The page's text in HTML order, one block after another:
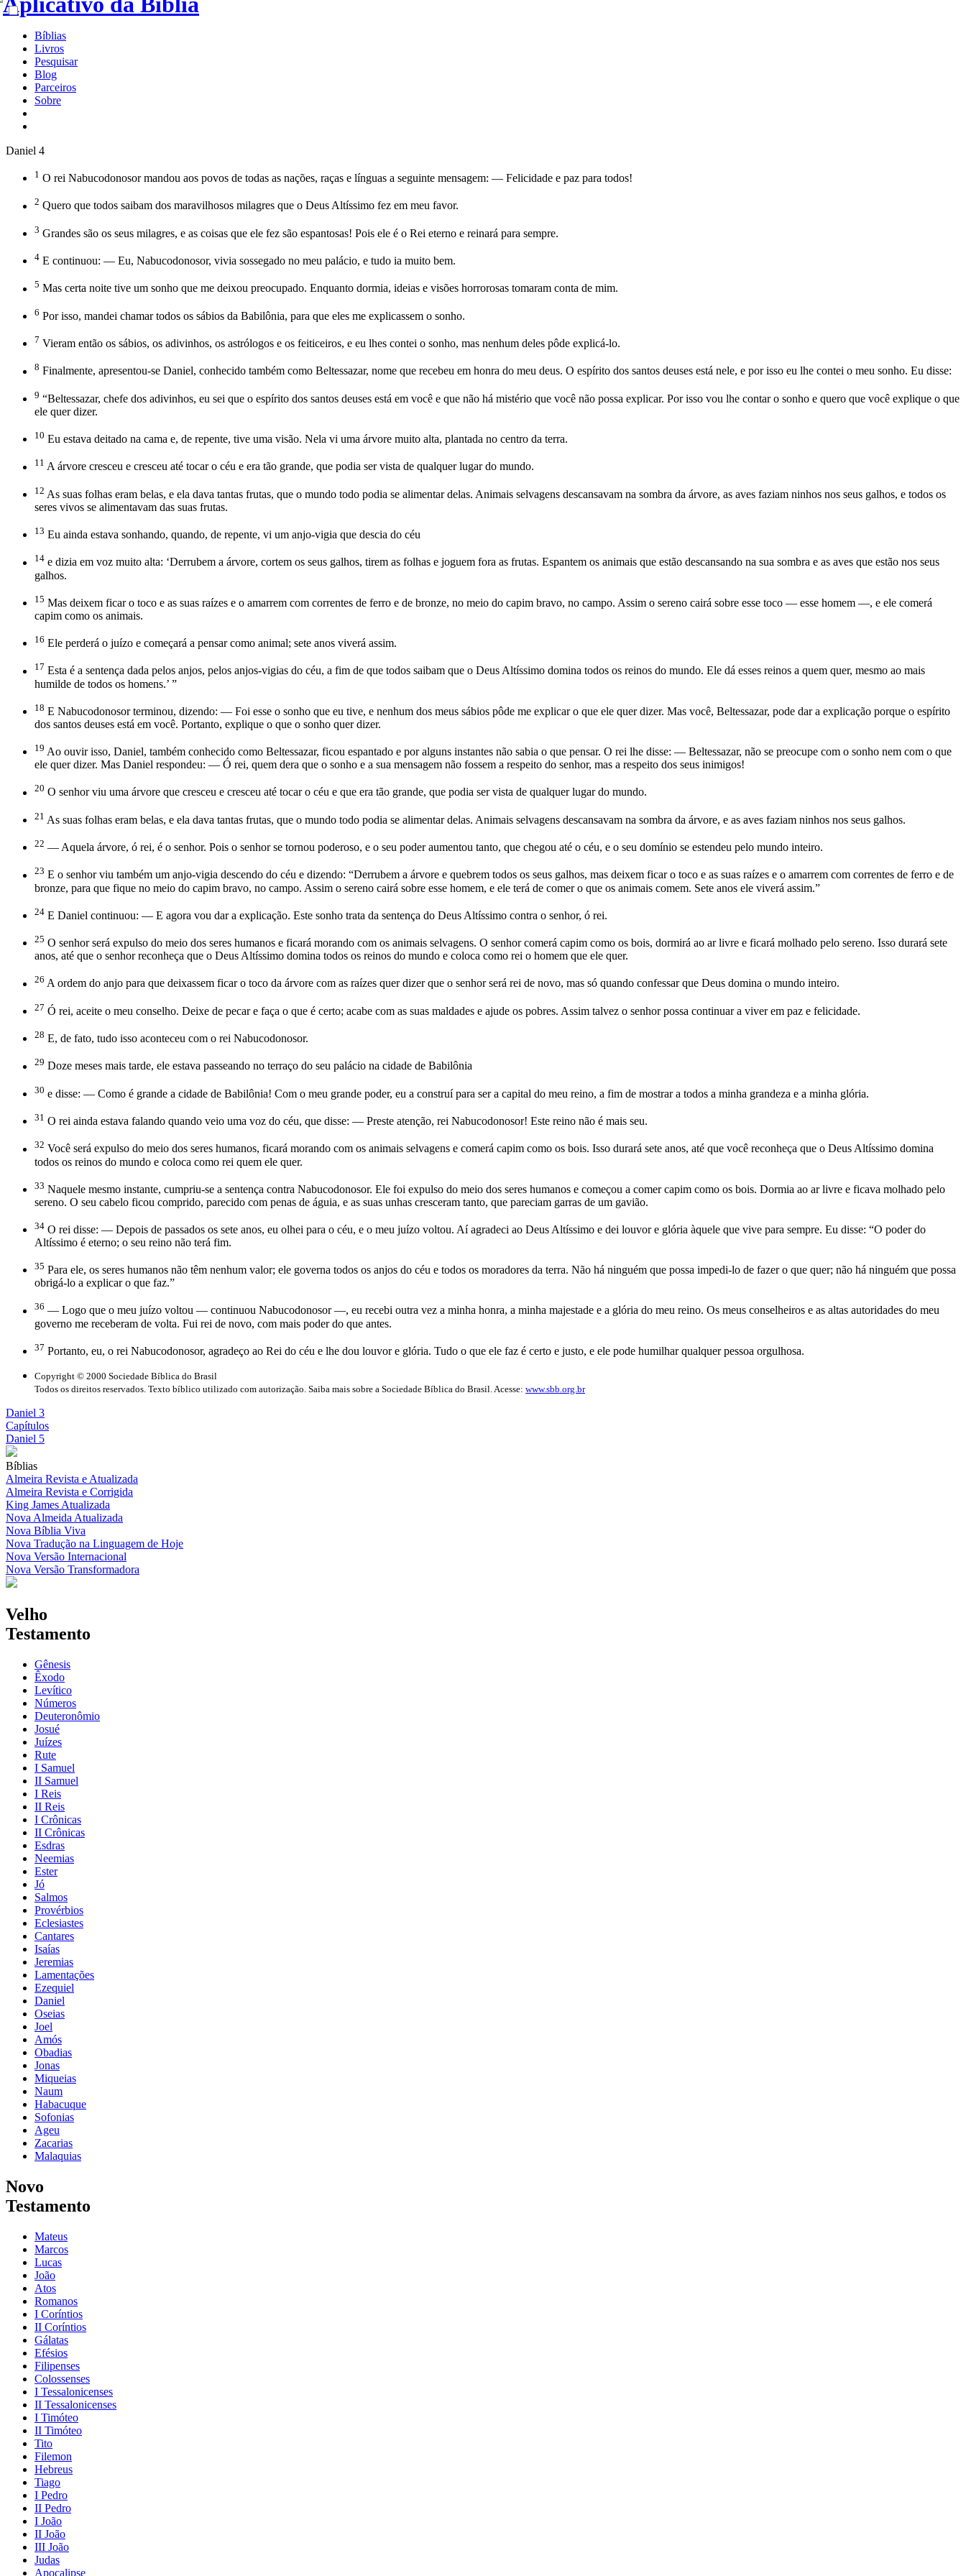
Bíblias
Livros
Pesquisar
Blog
Parceiros
Sobre
Daniel 4
1 O rei Nabucodonosor mandou aos povos de todas as nações, raças e línguas a seguinte mensagem: — Felicidade e paz para todos!
2 Quero que todos saibam dos maravilhosos milagres que o Deus Altíssimo fez em meu favor.
3 Grandes são os seus milagres, e as coisas que ele fez são espantosas! Pois ele é o Rei eterno e reinará para sempre.
4 E continuou: — Eu, Nabucodonosor, vivia sossegado no meu palácio, e tudo ia muito bem.
5 Mas certa noite tive um sonho que me deixou preocupado. Enquanto dormia, ideias e visões horrorosas tomaram conta de mim.
6 Por isso, mandei chamar todos os sábios da Babilônia, para que eles me explicassem o sonho.
7 Vieram então os sábios, os adivinhos, os astrólogos e os feiticeiros, e eu lhes contei o sonho, mas nenhum deles pôde explicá-lo.
8 Finalmente, apresentou-se Daniel, conhecido também como Beltessazar, nome que recebeu em honra do meu deus. O espírito dos santos deuses está nele, e por isso eu lhe contei o meu sonho. Eu disse:
9 “Beltessazar, chefe dos adivinhos, eu sei que o espírito dos santos deuses está em você e que não há mistério que você não possa explicar. Por isso vou lhe contar o sonho e quero que você explique o que
ele quer dizer.
10 Eu estava deitado na cama e, de repente, tive uma visão. Nela vi uma árvore muito alta, plantada no centro da terra.
11 A árvore cresceu e cresceu até tocar o céu e era tão grande, que podia ser vista de qualquer lugar do mundo.
12 As suas folhas eram belas, e ela dava tantas frutas, que o mundo todo podia se alimentar delas. Animais selvagens descansavam na sombra da árvore, as aves faziam ninhos nos seus galhos, e todos os
seres vivos se alimentavam das suas frutas.
13 Eu ainda estava sonhando, quando, de repente, vi um anjo-vigia que descia do céu
14 e dizia em voz muito alta: ‘Derrubem a árvore, cortem os seus galhos, tirem as folhas e joguem fora as frutas. Espantem os animais que estão descansando na sua sombra e as aves que estão nos seus
galhos.
15 Mas deixem ficar o toco e as suas raízes e o amarrem com correntes de ferro e de bronze, no meio do capim bravo, no campo. Assim o sereno cairá sobre esse toco — esse homem —, e ele comerá
capim como os animais.
16 Ele perderá o juízo e começará a pensar como animal; sete anos viverá assim.
17 Esta é a sentença dada pelos anjos, pelos anjos-vigias do céu, a fim de que todos saibam que o Deus Altíssimo domina todos os reinos do mundo. Ele dá esses reinos a quem quer, mesmo ao mais
humilde de todos os homens.’ ”
18 E Nabucodonosor terminou, dizendo: — Foi esse o sonho que eu tive, e nenhum dos meus sábios pôde me explicar o que ele quer dizer. Mas você, Beltessazar, pode dar a explicação porque o espírito
dos santos deuses está em você. Portanto, explique o que o sonho quer dizer.
19 Ao ouvir isso, Daniel, também conhecido como Beltessazar, ficou espantado e por alguns instantes não sabia o que pensar. O rei lhe disse: — Beltessazar, não se preocupe com o sonho nem com o que
ele quer dizer. Mas Daniel respondeu: — Ó rei, quem dera que o sonho e a sua mensagem não fossem a respeito do senhor, mas a respeito dos seus inimigos!
20 O senhor viu uma árvore que cresceu e cresceu até tocar o céu e que era tão grande, que podia ser vista de qualquer lugar do mundo.
21 As suas folhas eram belas, e ela dava tantas frutas, que o mundo todo podia se alimentar delas. Animais selvagens descansavam na sombra da árvore, e as aves faziam ninhos nos seus galhos.
22 — Aquela árvore, ó rei, é o senhor. Pois o senhor se tornou poderoso, e o seu poder aumentou tanto, que chegou até o céu, e o seu domínio se estendeu pelo mundo inteiro.
23 E o senhor viu também um anjo-vigia descendo do céu e dizendo: “Derrubem a árvore e quebrem todos os seus galhos, mas deixem ficar o toco e as suas raízes e o amarrem com correntes de ferro e de
bronze, para que fique no meio do capim bravo, no campo. Assim o sereno cairá sobre esse homem, e ele terá de comer o que os animais comem. Sete anos ele viverá assim.”
24 E Daniel continuou: — E agora vou dar a explicação. Este sonho trata da sentença do Deus Altíssimo contra o senhor, ó rei.
25 O senhor será expulso do meio dos seres humanos e ficará morando com os animais selvagens. O senhor comerá capim como os bois, dormirá ao ar livre e ficará molhado pelo sereno. Isso durará sete
anos, até que o senhor reconheça que o Deus Altíssimo domina todos os reinos do mundo e coloca como rei o homem que ele quer.
26 A ordem do anjo para que deixassem ficar o toco da árvore com as raízes quer dizer que o senhor será rei de novo, mas só quando confessar que Deus domina o mundo inteiro.
27 Ó rei, aceite o meu conselho. Deixe de pecar e faça o que é certo; acabe com as suas maldades e ajude os pobres. Assim talvez o senhor possa continuar a viver em paz e felicidade.
28 E, de fato, tudo isso aconteceu com o rei Nabucodonosor.
29 Doze meses mais tarde, ele estava passeando no terraço do seu palácio na cidade de Babilônia
30 e disse: — Como é grande a cidade de Babilônia! Com o meu grande poder, eu a construí para ser a capital do meu reino, a fim de mostrar a todos a minha grandeza e a minha glória.
31 O rei ainda estava falando quando veio uma voz do céu, que disse: — Preste atenção, rei Nabucodonosor! Este reino não é mais seu.
32 Você será expulso do meio dos seres humanos, ficará morando com os animais selvagens e comerá capim como os bois. Isso durará sete anos, até que você reconheça que o Deus Altíssimo domina
todos os reinos do mundo e coloca como rei quem ele quer.
33 Naquele mesmo instante, cumpriu-se a sentença contra Nabucodonosor. Ele foi expulso do meio dos seres humanos e começou a comer capim como os bois. Dormia ao ar livre e ficava molhado pelo
sereno. O seu cabelo ficou comprido, parecido com penas de águia, e as suas unhas cresceram tanto, que pareciam garras de um gavião.
34 O rei disse: — Depois de passados os sete anos, eu olhei para o céu, e o meu juízo voltou. Aí agradeci ao Deus Altíssimo e dei louvor e glória àquele que vive para sempre. Eu disse: “O poder do
Altíssimo é eterno; o seu reino não terá fim.
35 Para ele, os seres humanos não têm nenhum valor; ele governa todos os anjos do céu e todos os moradores da terra. Não há ninguém que possa impedi-lo de fazer o que quer; não há ninguém que possa
obrigá-lo a explicar o que faz.”
36 — Logo que o meu juízo voltou — continuou Nabucodonosor —, eu recebi outra vez a minha honra, a minha majestade e a glória do meu reino. Os meus conselheiros e as altas autoridades do meu
governo me receberam de volta. Fui rei de novo, com mais poder do que antes.
37 Portanto, eu, o rei Nabucodonosor, agradeço ao Rei do céu e lhe dou louvor e glória. Tudo o que ele faz é certo e justo, e ele pode humilhar qualquer pessoa orgulhosa.
Copyright © 2000 Sociedade Bíblica do Brasil
Todos os direitos reservados. Texto bíblico utilizado com autorização. Saiba mais sobre a Sociedade Bíblica do Brasil. Acesse: www.sbb.org.br
Daniel 3
Capítulos
Daniel 5
Bíblias
Almeira Revista e Atualizada
Almeira Revista e Corrigida
King James Atualizada
Nova Almeida Atualizada
Nova Bíblia Viva
Nova Tradução na Linguagem de Hoje
Nova Versão Internacional
Nova Versão Transformadora
Velho
Testamento
Gênesis
Êxodo
Levítico
Números
Deuteronômio
Josué
Juízes
Rute
I Samuel
II Samuel
I Reis
II Reis
I Crônicas
II Crônicas
Esdras
Neemias
Ester
Jó
Salmos
Provérbios
Eclesiastes
Cantares
Isaías
Jeremias
Lamentações
Ezequiel
Daniel
Oseias
Joel
Amós
Obadias
Jonas
Miqueias
Naum
Habacuque
Sofonias
Ageu
Zacarias
Malaquias
Novo
Testamento
Mateus
Marcos
Lucas
João
Atos
Romanos
I Coríntios
II Coríntios
Gálatas
Efésios
Filipenses
Colossenses
I Tessalonicenses
II Tessalonicenses
I Timóteo
II Timóteo
Tito
Filemon
Hebreus
Tiago
I Pedro
II Pedro
I João
II João
III João
Judas
Apocalipse